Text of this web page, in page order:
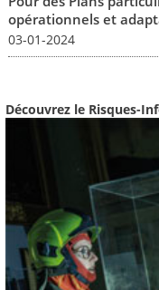
opérationnels et
03-01-2024
Découvrez le Risques-